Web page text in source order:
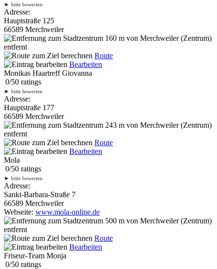
► bitte bewerten
Adresse:
Hauptstraße 125
66589 Merchweiler
160 m von Merchweiler (Zentrum)
entfernt
Route
Bearbeiten
Monikas Haartreff Giovanna
0/50 ratings
► bitte bewerten
Adresse:
Hauptstraße 177
66589 Merchweiler
243 m von Merchweiler (Zentrum)
entfernt
Route
Bearbeiten
Mola
0/50 ratings
► bitte bewerten
Adresse:
Sankt-Barbara-Straße 7
66589 Merchweiler
Webseite: www.mola-online.de
500 m von Merchweiler (Zentrum)
entfernt
Route
Bearbeiten
Friseur-Team Monja
0/50 ratings